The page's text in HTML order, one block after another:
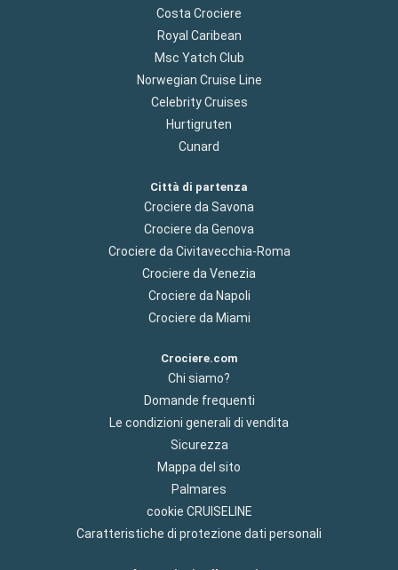
Costa Crociere
Royal Caribean
Msc Yatch Club
Norwegian Cruise Line
Celebrity Cruises
Hurtigruten
Cunard
Città di partenza
Crociere da Savona
Crociere da Genova
Crociere da Civitavecchia-Roma
Crociere da Venezia
Crociere da Napoli
Crociere da Miami
Crociere.com
Chi siamo?
Domande frequenti
Le condizioni generali di vendita
Sicurezza
Mappa del sito
Palmares
cookie CRUISELINE
Caratteristiche di protezione dati personali